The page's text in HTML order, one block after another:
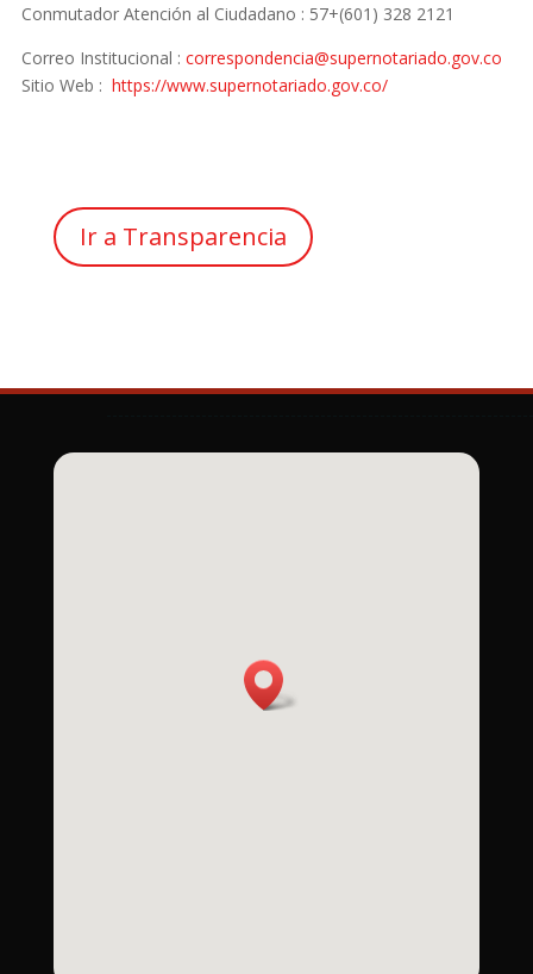
Conmutador Atención al Ciudadano : 57+(601) 328 2121
Correo Institucional : correspondencia@supernotariado.gov.co
Sitio Web : https://www.supernotariado.gov.co/
Ir a Transparencia